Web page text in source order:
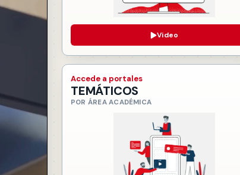
Video
Accede a portales
TEMÁTICOS
POR ÁREA ACADÉMICA